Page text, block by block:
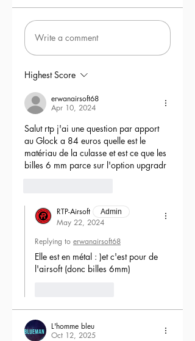
Write a comment
Highest Score
erwanairsoft68
Apr 10, 2024
Salut rtp j'ai une question par apport
au Glock a 84 euros quelle est le
matériau de la culasse et est ce que les
billes 6 mm parce sur l'option upgradr
RTP-Airsoft Admin
May 22, 2024
Replying to erwanairsoft68
Elle est en métal : )et c'est pour de
l'airsoft (donc billes 6mm)
L'homme bleu
Oct 12, 2025